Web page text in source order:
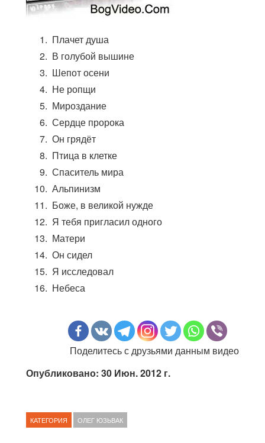
Плачет душа
В голубой вышине
Шепот осени
Не ропщи
Мироздание
Сердце пророка
Он грядёт
Птица в клетке
Спаситель мира
Альпинизм
Боже, в великой нужде
Я тебя пригласил одного
Матери
Он сидел
Я исследовал
Небеса
Поделитесь с друзьями данным видео
Опубликовано: 30 Июн. 2012 г.
КАТЕГОРИЯ ОЛЕГ ЮЗЬВАК